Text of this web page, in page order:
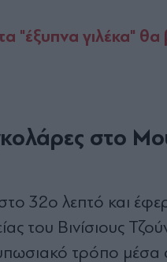
"έξυπνα γιλέκα"
στο
32ο λεπτό και
του Βινίσιους
τρόπο μέσα